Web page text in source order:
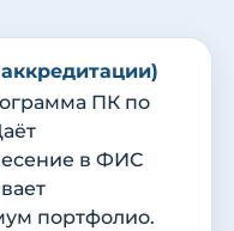
ПК по
в ФИС
портфолио.